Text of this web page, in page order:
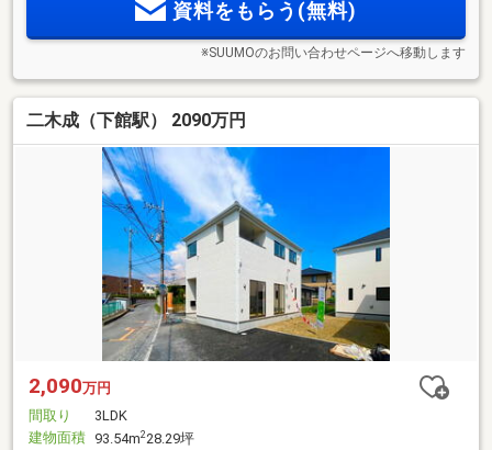
資料をもらう(無料)
※SUUMOのお問い合わせページへ移動します
二木成（下館駅） 2090万円
2,090万円
間取り
3LDK
建物面積 93.54m2 28.29坪